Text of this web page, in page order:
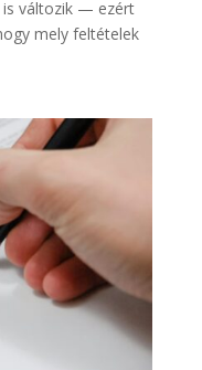
is változik — ezért
mely feltételek